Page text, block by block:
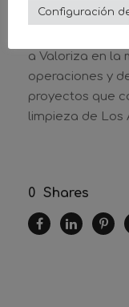
a Valoriza en la
operaciones y
proyectos que
limpieza de Los
0 Shares
Configuración